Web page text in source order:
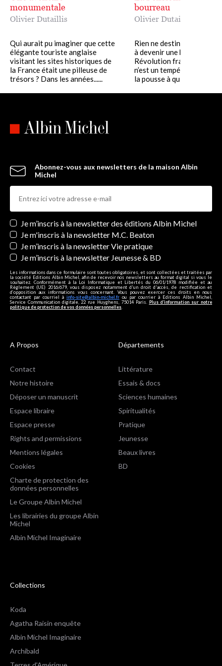
monumentale
Olivier Dutaillis
Qui aurait pu imaginer que cette
élégante touriste anglaise
visitant les sites historiques de
la France était une pilleuse de
trésors ? Dans les années......
bourreau
Olivier Dutaillis
Rien ne destinait la jeune
à devenir une héroïne de la
Révolution française.
n’est un tempérament
la pousse à quitter......
Abonnez-vous aux newsletters de la maison Albin
Michel
Newsletters
Je m’inscris à la newsletter des éditions Albin Michel
Je m'inscris à la newsletter M.C. Beaton
Je m’inscris à la newsletter Vie pratique
Je m’inscris à la newsletter Jeunesse & BD
Les informations dans ce formulaire sont toutes obligatoires, et sont collectées et traitées par
la société Editions Albin Michel, afin de recevoir nos newsletters au format digital si vous le
souhaitez. Conformément à la Loi Informatique et Libertés du 06/01/1978 modifiée et au
Règlement (UE) 2016/679, vous disposez notamment d'un droit d'accès, de rectification et
d’opposition aux informations vous concernant. Vous pouvez exercer ces droits en nous
contactant par courriel à info-site@albin-michel.fr ou par courrier à Editions Albin Michel,
Service Communication digitale, 22 rue Huyghens, 75014 Paris. Plus d’information sur notre
politique de protection de vos données personnelles
A Propos
Contact
Notre histoire
Déposer un manuscrit
Espace libraire
Espace presse
Rights and permissions
Mentions légales
Cookies
Charte de protection des
données personnelles
Le Groupe Albin Michel
Les librairies du groupe Albin
Michel
Albin Michel Imaginaire
Départements
Littérature
Essais & docs
Sciences humaines
Spiritualités
Pratique
Jeunesse
Beaux livres
BD
Collections
Koda
Agatha Raisin enquête
Albin Michel Imaginaire
Archibald